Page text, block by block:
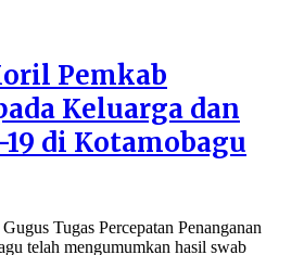
Pemkab
Keluarga dan
di Kotamobagu
Tugas Percepatan Penanganan
telah mengumumkan hasil swab